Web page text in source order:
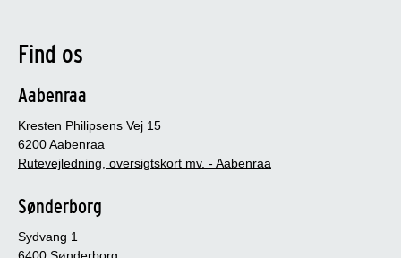
Find os
Aabenraa
Kresten Philipsens Vej 15
6200 Aabenraa
Rutevejledning, oversigtskort mv. - Aabenraa
Sønderborg
Sydvang 1
6400 Sønderborg